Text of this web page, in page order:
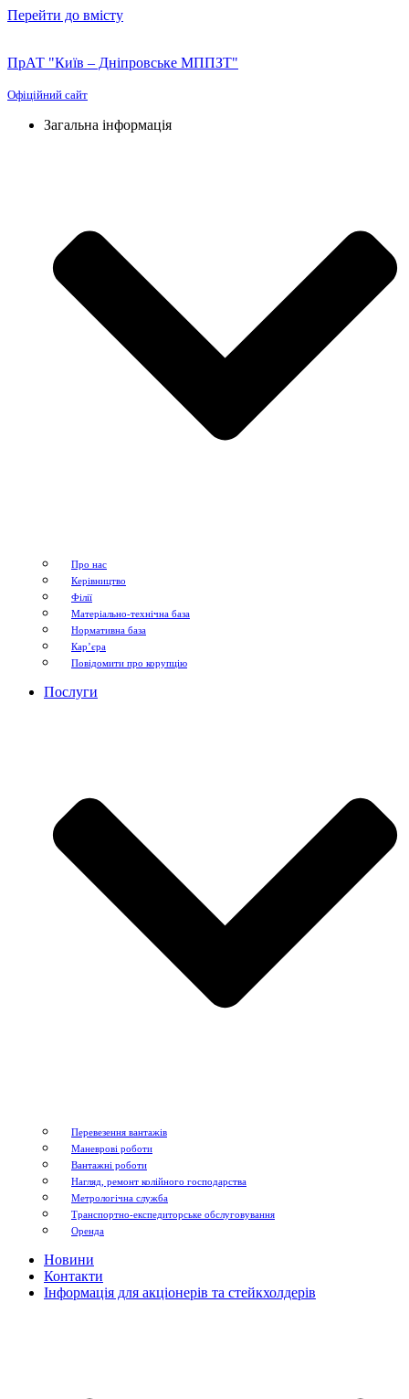
Перейти до вмісту
ПрАТ "Київ – Дніпровське МППЗТ"
Офіційний сайт
Загальна інформація
Про нас
Керівництво
Філії
Матеріально-технічна база
Нормативна база
Кар’єра
Повідомити про корупцію
Послуги
Перевезення вантажів
Маневрові роботи
Вантажні роботи
Нагляд, ремонт колійного господарства
Метрологічна служба
Транспортно-експедиторське обслуговування
Оренда
Новини
Контакти
Інформація для акціонерів та стейкхолдерів